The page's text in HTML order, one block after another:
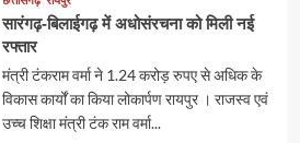
सारंगढ़-बिलाईगढ़ में अधोसंरचना को मिली नई
रफ्तार
मंत्री टंकराम वर्मा ने 1.24 करोड़ रुपए से अधिक के
विकास कार्यों का किया लोकार्पण रायपुर । राजस्व एवं
उच्च शिक्षा मंत्री टंक राम वर्मा...